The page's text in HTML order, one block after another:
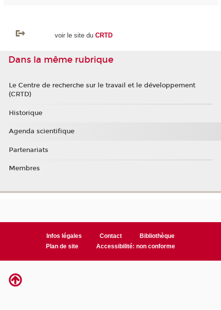
voir le site du CRTD
Dans la même rubrique
Le Centre de recherche sur le travail et le développement
(CRTD)
Historique
Agenda scientifique
Partenariats
Membres
Infos légales Contact
Bibliothèque
Plan de site
Accessibilité: non conforme